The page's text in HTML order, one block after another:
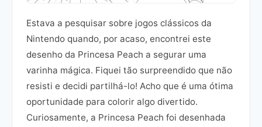
Estava a pesquisar sobre jogos clássicos da
Nintendo quando, por acaso, encontrei este
desenho da Princesa Peach a segurar uma
varinha mágica. Fiquei tão surpreendido que não
resisti e decidi partilhá-lo! Acho que é uma ótima
oportunidade para colorir algo divertido.
Curiosamente, a Princesa Peach foi desenhada